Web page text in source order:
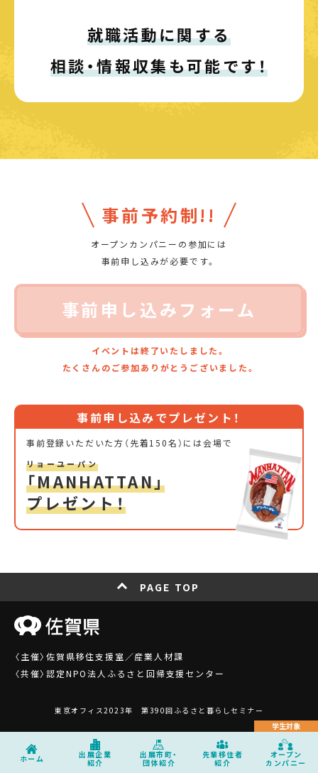
ホーム
出展企業
紹介
出展市町・
団体紹介
先輩移住者
紹介
学生対象
オープン
カンパニー
就職活動に関する
相談・情報収集も可能です！
事前予約制!!
オープンカンパニーの参加には
事前申し込みが必要です。
事前申し込みフォーム
イベントは終了いたしました。
たくさんのご参加ありがとうございました。
事前申し込みでプレゼント！
事前登録いただいた方（先着150名）には会場で
リョーユーパン
「MANHATTAN」
プレゼント！
PAGE TOP
〈主催〉佐賀県移住支援室／産業人材課
〈共催〉認定NPO法人ふるさと回帰支援センター
東京オフィス2023年 第390回ふるさと暮らしセミナー